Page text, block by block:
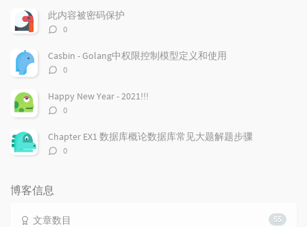
数：
此内容被密码保护
评
数：
0
Casbin - Golang中权限控制模型定义和使用
评
数：
0
Happy New Year - 2021!!!
评
数：
0
Chapter EX1 数据库概论数据库常见大题解题步骤
评
0
博客信息
55
文章数目